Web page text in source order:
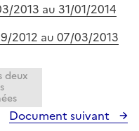
2013 au 31/01/2014
2012 au 07/03/2013
deux
Document suivant